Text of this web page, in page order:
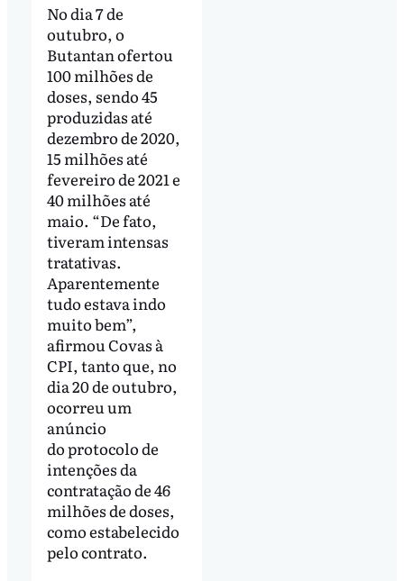
No dia 7 de
outubro, o
Butantan ofertou
100 milhões de
doses, sendo 45
produzidas até
dezembro de 2020,
15 milhões até
fevereiro de 2021 e
40 milhões até
maio. “De fato,
tiveram intensas
tratativas.
Aparentemente
tudo estava indo
muito bem”,
afirmou Covas à
CPI, tanto que, no
dia 20 de outubro,
ocorreu um
anúncio
do protocolo de
intenções da
contratação de 46
milhões de doses,
como estabelecido
pelo contrato.